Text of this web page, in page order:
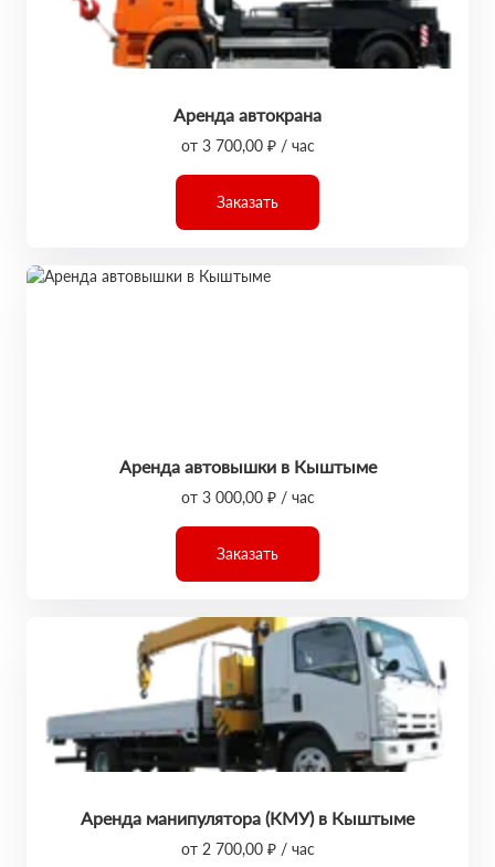
Аренда автокрана
от 3 700,00 ₽ / час
Заказать
Аренда автовышки в Кыштыме
от 3 000,00 ₽ / час
Заказать
Аренда манипулятора (КМУ) в Кыштыме
от 2 700,00 ₽ / час